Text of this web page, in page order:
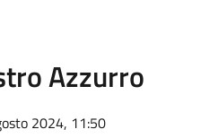
Azzurro
2024, 11:50